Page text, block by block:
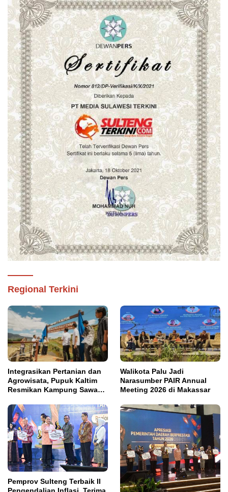
Regional Terkini
Integrasikan Pertanian dan
Agrowisata, Pupuk Kaltim
Resmikan Kampung Sawah
Walikota Palu Jadi
Narasumber PAIR Annual
Meeting 2026 di Makassar
Pemprov Sulteng Terbaik II
Pengendalian Inflasi, Terima